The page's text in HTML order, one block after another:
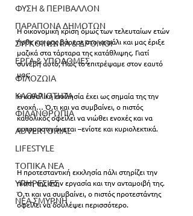
ΦΥΣΗ & ΠΕΡΙΒΑΛΛΟΝ
ΠΑΡΑΠΟΝΑ ΔΗΜΟΤΩΝ
ΣΥΓΚΟΙΝΩΝΙΑ & ΔΡΟΜΟΙ
ΕΡΓΑ & ΥΠΟΔΟΜΕΣ
ΦΙΛΟΖΩΙΑ
ΚΑΘΑΡΙΟΤΗΤΑ
ΦΙΛΑΝΘΡΩΠΙΑ
ADVERTORIAL
LIFESTYLE
ΤΟΠΙΚΑ ΝΕΑ
ΥΠΗΡΕΣΙΕΣ
ΝΕΑ ΣΜΥΡΝΗ
Η οικονομική κρίση όμως των τελευταίων ετών
ήρθε και μας βάρεσε στο κεφάλι και μας έριξε
μαζικά στα τάρταρα της κατάθλιψης. Γιατί
συνέβη αυτό; Πώς το επιτρέψαμε στον εαυτό
μας;
Η καθολική εκκλησία έχει ως σημαία της την
ενοχή… Ό,τι και να συμβαίνει, ο πιστός
καθολικός οφείλει να νιώθει ενοχές και να
αυτομαστιγώνεται –ενίοτε και κυριολεκτικά.
Η προτεσταντική εκκλησία πάλι στηρίζει την
πίστη της στην εργασία και την ανταμοιβή της.
Ό,τι και να συμβαίνει, ο πιστός προτεστάντης
οφείλει να δουλέψει περισσότερο.